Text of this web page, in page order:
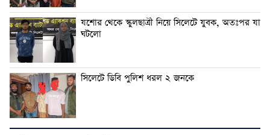
যশোর থেকে স্কুলছাত্রী নিয়ে সিলেটে যুবক, অতঃপর যা
ঘটলো
সিলেটে ডিবি পুলিশ ধরল ২ জনকে